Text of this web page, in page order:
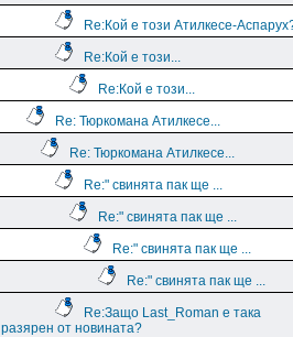
Re:Кой е този Атилкесе-
Re:Кой е този...
Re:Кой е този...
Re: Тюркомана Атилкесе...
Re: Тюркомана Атилкесе...
Re:" свинята пак ще ...
Re:" свинята пак ще ...
Re:" свинята пак ще ...
Re:" свинята пак ще ...
Re:Защо Last_Roman e така
разярен от новината?